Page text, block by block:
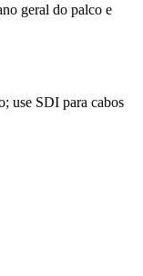
geral do palco e
use SDI para cabos